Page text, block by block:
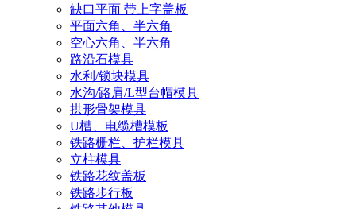
缺口平面 带上字盖板
平面六角、半六角
空心六角、半六角
路沿石模具
水利/锁块模具
水沟/路肩/L型台帽模具
拱形骨架模具
U槽、电缆槽模板
铁路栅栏、护栏模具
立柱模具
铁路花纹盖板
铁路步行板